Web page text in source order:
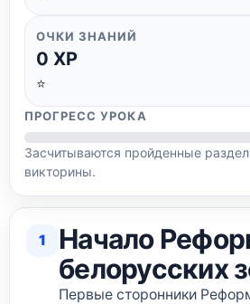
ОЧКИ ЗНАНИЙ
0 XP
⭐
ПРОГРЕСС УРОКА
Засчитываются пройденные
викторины.
1
Начало
белорусских
Первые сторонники